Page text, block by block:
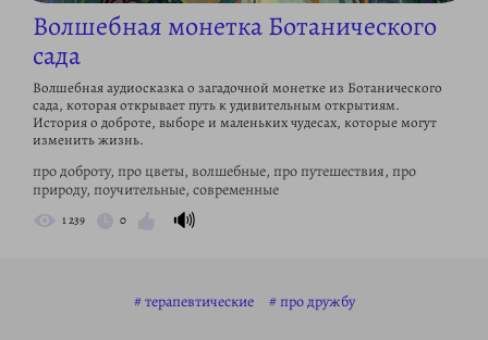
Волшебная монетка Ботанического
сада
Волшебная аудиосказка о загадочной монетке из Ботанического
сада, которая открывает путь к удивительным открытиям.
История о доброте, выборе и маленьких чудесах, которые могут
изменить жизнь.
про доброту, про цветы, волшебные, про путешествия, про
природу, поучительные, современные
1 239 0 🔊
терапевтические про дружбу